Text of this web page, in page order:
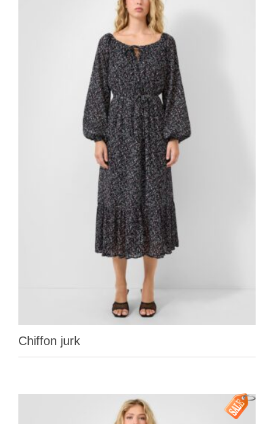
Chiffon jurk